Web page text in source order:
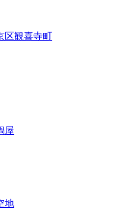
区観喜寺町
屋
地